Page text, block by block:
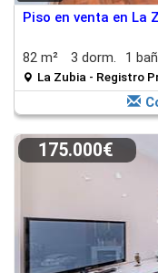
Piso en venta en La
82 m² 3 dorm. 1
La Zubia - Registro
175.000€